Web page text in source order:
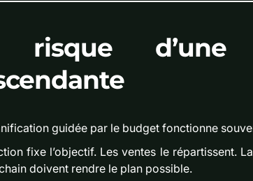
risque d’une
guidée par le budget fonctionne
fixe l’objectif. Les ventes le répartissent.
doivent rendre le plan possible.